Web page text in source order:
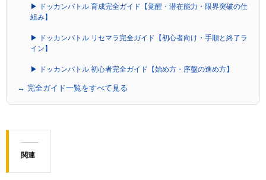
▶ ドッカンバトル 育成完全ガイド【覚醒・潜在能力・限界突破の仕
組み】
▶ ドッカンバトル リセマラ完全ガイド【初心者向け・手順と終了ラ
イン】
▶ ドッカンバトル 初心者完全ガイド【始め方・序盤の進め方】
→ 完全ガイド一覧をすべて見る
関連